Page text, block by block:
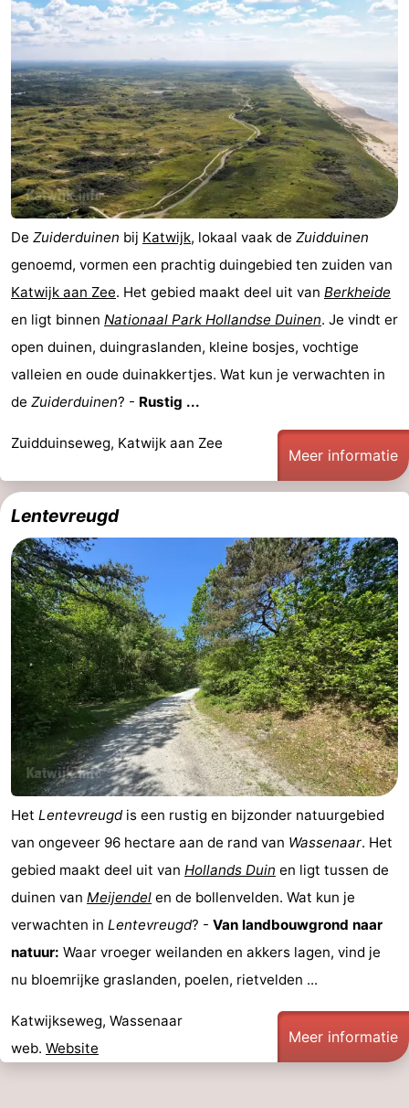
De Zuiderduinen bij Katwijk, lokaal vaak de Zuidduinen
genoemd, vormen een prachtig duingebied ten zuiden van
Katwijk aan Zee. Het gebied maakt deel uit van Berkheide
en ligt binnen Nationaal Park Hollandse Duinen. Je vindt er
open duinen, duingraslanden, kleine bosjes, vochtige
valleien en oude duinakkertjes. Wat kun je verwachten in
de Zuiderduinen? - Rustig ...
Zuidduinseweg, Katwijk aan Zee
Meer informatie
Lentevreugd
Het Lentevreugdis een rustig en bijzonder natuurgebied
van ongeveer 96 hectare aan de rand van Wassenaar. Het
gebied maakt deel uit van Hollands Duin en ligt tussen de
duinen van Meijendel en de bollenvelden. Wat kun je
verwachten in Lentevreugd? - Van landbouwgrond naar
natuur: Waar vroeger weilanden en akkers lagen, vind je
nu bloemrijke graslanden, poelen, rietvelden ...
Katwijkseweg, Wassenaar
web. Website
Meer informatie